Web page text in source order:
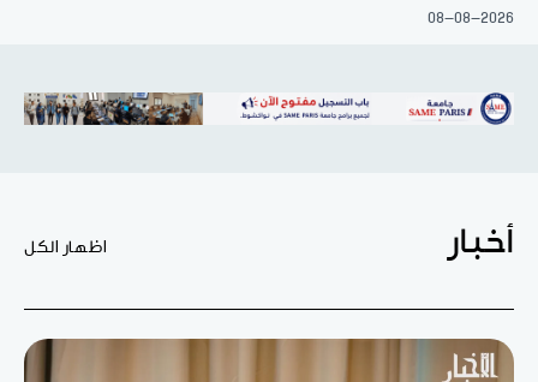
08-08-2026
أخبار اظهار الكل